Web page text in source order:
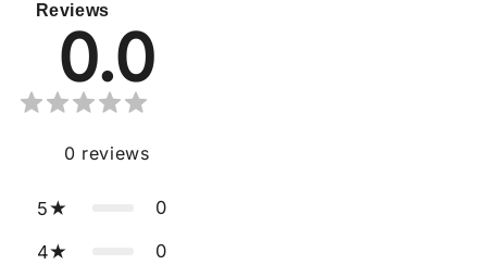
Reviews
0.0
0 reviews
5 0
4 0